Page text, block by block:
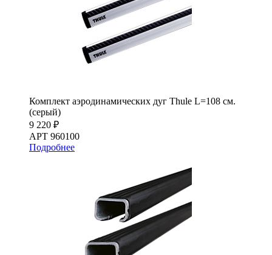
Комплект аэродинамических дуг Thule L=108 см.
(серый)
9 220 ₽
АРТ 960100
Подробнее